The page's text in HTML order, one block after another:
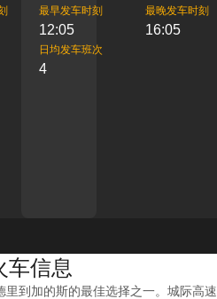
最早发车时刻
12:05
最晚发车时刻
16:05
日均发车班次
4
车信息
到加的斯的最佳选择之一。城际高速